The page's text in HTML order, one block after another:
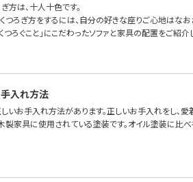
方は、十人十色です。
つろぎ方をするには、自分の好きな座りご心地はな
くつろぐこと」にこだわったソファと家具の配置をご紹
入れ方法
いお手入れ方法があります。正しいお手入れをし、愛
製家具に使用されている塗装です。オイル塗装に比